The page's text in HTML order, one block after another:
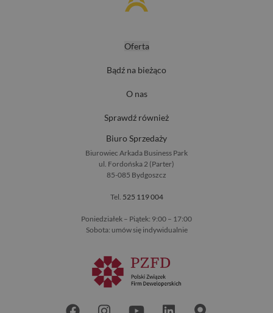
Oferta
Bądź na bieżąco
O nas
Sprawdź również
Biuro Sprzedaży
Biurowiec Arkada Business Park
ul. Fordońska 2 (Parter)
85-085 Bydgoszcz
Tel. 525 119 004
Poniedziałek – Piątek: 9:00 – 17:00
Sobota: umów się indywidualnie